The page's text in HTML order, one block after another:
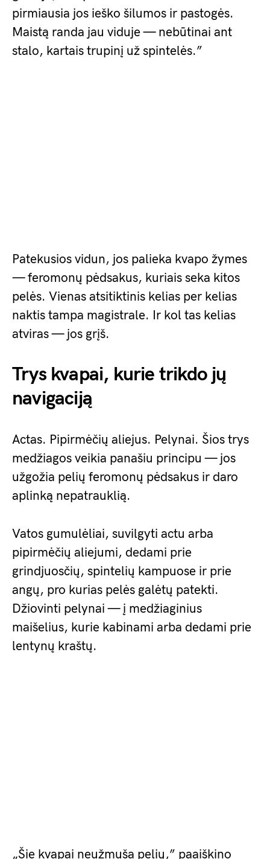
pirmiausia jos ieško šilumos ir pastogės.
Maistą randa jau viduje — nebūtinai ant
stalo, kartais trupinį už spintelės.”
Patekusios vidun, jos palieka kvapo žymes
— feromonų pėdsakus, kuriais seka kitos
pelės. Vienas atsitiktinis kelias per kelias
naktis tampa magistrale. Ir kol tas kelias
atviras — jos grįš.
Trys kvapai, kurie trikdo jų
navigaciją
Actas. Pipirmėčių aliejus. Pelynai. Šios trys
medžiagos veikia panašiu principu — jos
užgožia pelių feromonų pėdsakus ir daro
aplinką nepatrauklią.
Vatos gumulėliai, suvilgyti actu arba
pipirmėčių aliejumi, dedami prie
grindjuosčių, spintelių kampuose ir prie
angų, pro kurias pelės galėtų patekti.
Džiovinti pelynai — į medžiaginius
maišelius, kurie kabinami arba dedami prie
lentynų kraštų.
„Šie kvapai neužmuša pelių,” paaiškino